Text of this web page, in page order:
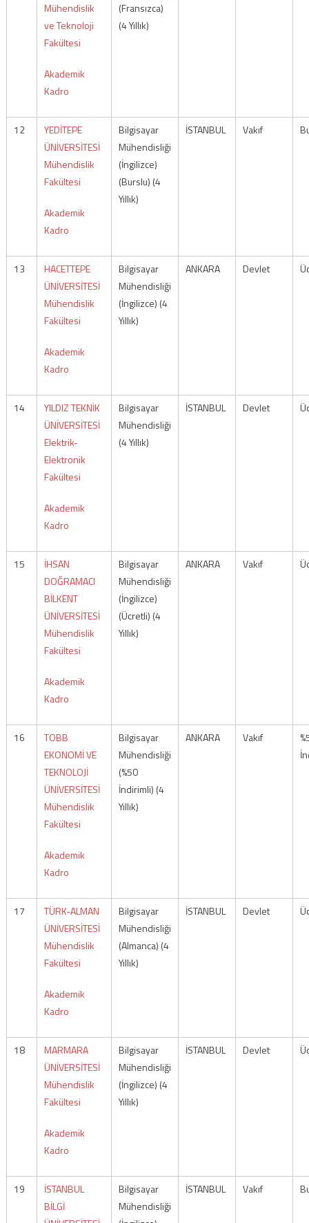
Mühendislik
ve Teknoloji
Fakültesi
Akademik
Kadro
(Fransızca)
(4 Yıllık)
12
YEDİTEPE
ÜNİVERSİTESİ
Mühendislik
Fakültesi
Akademik
Kadro
Bilgisayar
Mühendisliği
(İngilizce)
(Burslu) (4
Yıllık)
İSTANBUL Vakıf
13
HACETTEPE
ÜNİVERSİTESİ
Mühendislik
Fakültesi
Akademik
Kadro
Bilgisayar
Mühendisliği
(İngilizce) (4
Yıllık)
ANKARA Devlet
14
YILDIZ TEKNİK
ÜNİVERSİTESİ
Elektrik-
Elektronik
Fakültesi
Akademik
Kadro
Bilgisayar
Mühendisliği
(4 Yıllık)
İSTANBUL Devlet
15
İHSAN
DOĞRAMACI
BİLKENT
ÜNİVERSİTESİ
Mühendislik
Fakültesi
Akademik
Kadro
Bilgisayar
Mühendisliği
(İngilizce)
(Ücretli) (4
Yıllık)
ANKARA Vakıf
16
TOBB
EKONOMİ VE
TEKNOLOJİ
ÜNİVERSİTESİ
Mühendislik
Fakültesi
Akademik
Kadro
Bilgisayar
Mühendisliği
(%50
İndirimli) (4
Yıllık)
ANKARA Vakıf
17
TÜRK-ALMAN
ÜNİVERSİTESİ
Mühendislik
Fakültesi
Akademik
Kadro
Bilgisayar
Mühendisliği
(Almanca) (4
Yıllık)
İSTANBUL Devlet
18
MARMARA
ÜNİVERSİTESİ
Mühendislik
Fakültesi
Akademik
Kadro
Bilgisayar
Mühendisliği
(İngilizce) (4
Yıllık)
İSTANBUL Devlet
19
İSTANBUL
BİLGİ
Bilgisayar
Mühendisliği
İSTANBUL Vakıf